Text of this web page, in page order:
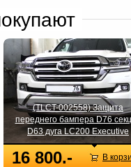
(TLCT-002558) Защита
переднего бампера D76
D63 дуга LC200 Executive
16 800.- В